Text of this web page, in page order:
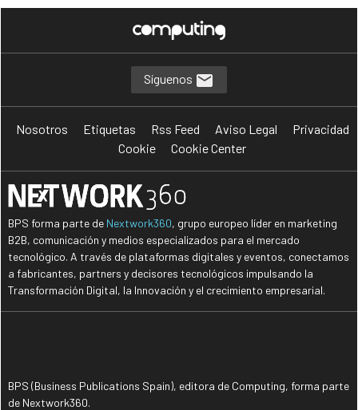
Síguenos
Nosotros Etiquetas Rss Feed Aviso Legal
Privacidad
Cookie
Cookie Center
BPS forma parte de Nextwork360, grupo europeo líder en marketing
B2B, comunicación y medios especializados para el mercado
tecnológico. A través de plataformas digitales y eventos, conectamos
a fabricantes, partners y decisores tecnológicos impulsando la
Transformación Digital, la Innovación y el crecimiento empresarial.
BPS (Business Publications Spain), editora de Computing, forma parte
de Nextwork360.